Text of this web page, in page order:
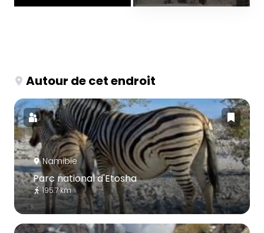
Autour de cet endroit
Namibie
Parc national d'Etosha
195.7 km